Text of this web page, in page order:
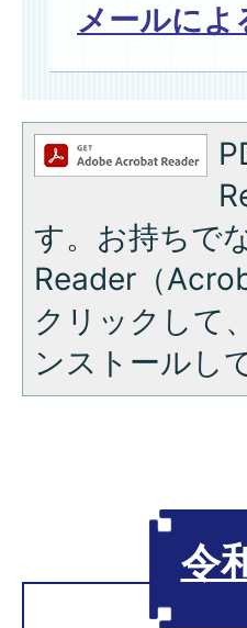
メールによ
す。お持ちで
Reader（
クリックして
ンストールし
令